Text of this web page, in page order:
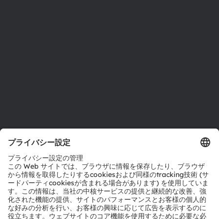
お問い合わせ
テクニカルサポート
パートナーネットワーク
通報